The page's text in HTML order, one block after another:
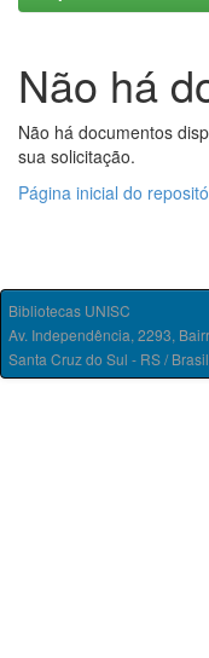
Não há
Não há documentos
sua solicitação.
Página inicial do
Bibliotecas UNISC
Av. Independência, 2293,
Santa Cruz do Sul - RS /